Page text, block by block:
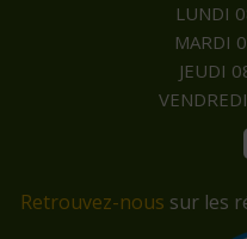
LUNDI
MARDI
JEUDI
Retrouvez-nous sur les